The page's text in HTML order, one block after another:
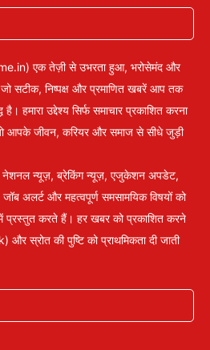
एक तेज़ी से उभरता हुआ, भरोसेमंद और
जो सटीक, निष्पक्ष और प्रमाणित खबरें आप तक
हमारा उद्देश्य सिर्फ समाचार प्रकाशित करना
जो आपके जीवन, करियर और समाज से सीधे जुड़ी
नेशनल न्यूज़, ब्रेकिंग न्यूज़, एजुकेशन अपडेट,
जॉब अलर्ट और महत्वपूर्ण समसामयिक विषयों को
प्रस्तुत करते हैं। हर खबर को प्रकाशित करने
स्रोत की पुष्टि को प्राथमिकता दी जाती